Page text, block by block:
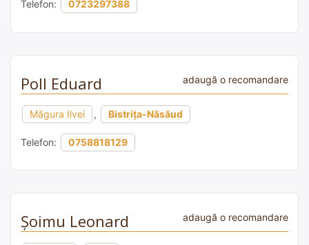
Telefon: 0723297388
Poll Eduard adaugă o recomandare
Măgura Ilvei , Bistrița-Năsăud
Telefon: 0758818129
Şoimu Leonard adaugă o recomandare